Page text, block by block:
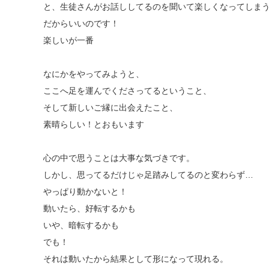
と、生徒さんがお話ししてるのを聞いて楽しくなってしま
だからいいのです！
楽しいが一番
なにかをやってみようと、
ここへ足を運んでくださってるということ、
そして新しいご縁に出会えたこと、
素晴らしい！とおもいます
心の中で思うことは大事な気づきです。
しかし、思ってるだけじゃ足踏みしてるのと変わらず…
やっぱり動かないと！
動いたら、好転するかも
いや、暗転するかも
でも！
それは動いたから結果として形になって現れる。